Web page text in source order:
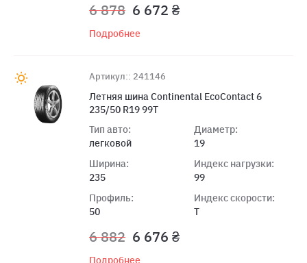
6 878 6 672 ₴
Подробнее
Артикул:: 241146
Летняя шина Continental EcoContact 6
235/50 R19 99T
Тип авто:
легковой
Ширина:
235
Профиль:
50
Диаметр:
19
Индекс нагрузки:
99
Индекс скорости:
T
6 882 6 676 ₴
Подробнее